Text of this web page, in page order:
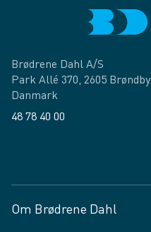
Brødrene Dahl A/S
Park Allé 370, 2605 Brøndby
Danmark
48 78 40 00
Om Brødrene Dahl